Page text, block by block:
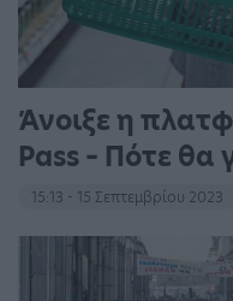
Άνοιξε η
Pass – Πότε θα
15:13 - 15 Σεπτεμβρίου 2023